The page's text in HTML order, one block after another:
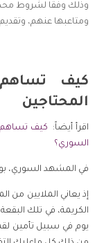
وذلك وفقًا لشروط
ومتاعبها عنهم،
كيف تساهم
المحتاجين
اقرأ أيضاً: كيف تساهم
السوري؟
في المشهد السوري،
إذ يعاني الملايين من
الكريمة، في تلك
يوم في سبيل تأمين